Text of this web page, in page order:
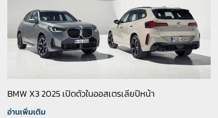
BMW X3 2025 เปิดตัวในออสเตรเลียปีหน้า
อ่านเพิ่มเติม